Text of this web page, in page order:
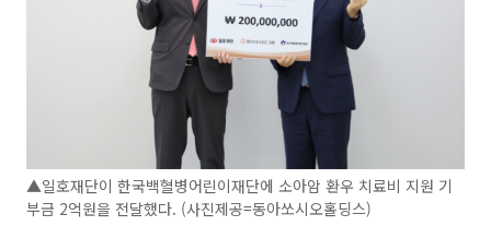
▲일호재단이 한국백혈병어린이재단에 소아암 환우 치료비 지원 기
부금 2억원을 전달했다. (사진제공=동아쏘시오홀딩스)